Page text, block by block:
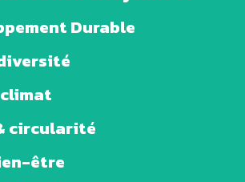
Durable
circularité
être